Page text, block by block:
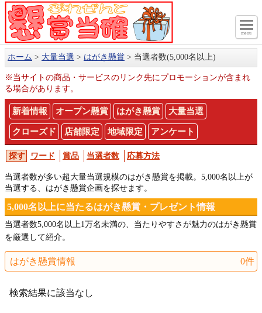
menu
ホーム 大量当選 はがき懸賞 当選者数(5,000名以上)
※当サイトの商品・サービスのリンク先にプロモーションが含まれ
る場合があります。
新着情報 オープン懸賞 はがき懸賞 大量当選
クローズド 店舗限定 地域限定 アンケート
ワード 賞品 当選者数 応募方法
当選者数が多い超大量当選規模のはがき懸賞を掲載。5,000名以上が
当選する、はがき懸賞企画を探せます。
5,000名以上に当たるはがき懸賞・プレゼント情報
当選者数5,000名以上1万名未満の、当たりやすさが魅力のはがき懸賞
を厳選して紹介。
はがき懸賞情報 0件
検索結果に該当なし